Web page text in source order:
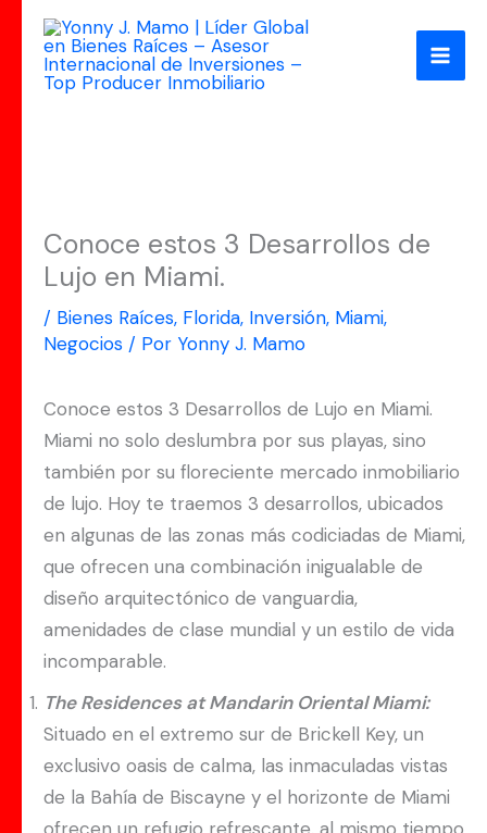
contenido
Conoce estos 3 Desarrollos de
Lujo en Miami.
/ Bienes Raíces, Florida, Inversión, Miami,
Negocios / Por Yonny J. Mamo
Conoce estos 3 Desarrollos de Lujo en Miami.
Miami no solo deslumbra por sus playas, sino
también por su floreciente mercado inmobiliario
de lujo. Hoy te traemos 3 desarrollos, ubicados
en algunas de las zonas más codiciadas de Miami,
que ofrecen una combinación inigualable de
diseño arquitectónico de vanguardia,
amenidades de clase mundial y un estilo de vida
incomparable.
The Residences at Mandarin Oriental Miami:
Situado en el extremo sur de Brickell Key, un
exclusivo oasis de calma, las inmaculadas vistas
de la Bahía de Biscayne y el horizonte de Miami
ofrecen un refugio refrescante, al mismo tiempo